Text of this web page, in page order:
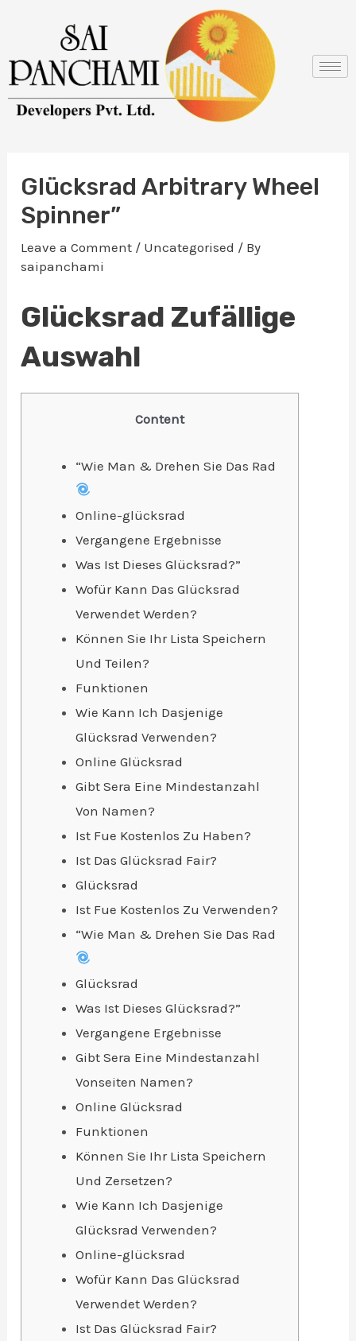
content
Glücksrad Arbitrary Wheel
Spinner”
Leave a Comment / Uncategorised / By
saipanchami
Glücksrad Zufällige
Auswahl
Content
“Wie Man & Drehen Sie Das Rad
Online-glücksrad
Vergangene Ergebnisse
Was Ist Dieses Glücksrad?”
Wofür Kann Das Glücksrad
Verwendet Werden?
Können Sie Ihr Lista Speichern
Und Teilen?
Funktionen
Wie Kann Ich Dasjenige
Glücksrad Verwenden?
Online Glücksrad
Gibt Sera Eine Mindestanzahl
Von Namen?
Ist Fue Kostenlos Zu Haben?
Ist Das Glücksrad Fair?
Glücksrad
Ist Fue Kostenlos Zu Verwenden?
“Wie Man & Drehen Sie Das Rad
Glücksrad
Was Ist Dieses Glücksrad?”
Vergangene Ergebnisse
Gibt Sera Eine Mindestanzahl
Vonseiten Namen?
Online Glücksrad
Funktionen
Können Sie Ihr Lista Speichern
Und Zersetzen?
Wie Kann Ich Dasjenige
Glücksrad Verwenden?
Online-glücksrad
Wofür Kann Das Glücksrad
Verwendet Werden?
Ist Das Glücksrad Fair?
navigation